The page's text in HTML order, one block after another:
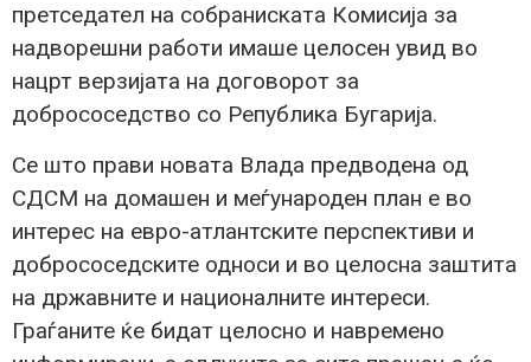
претседател на собраниската Комисија за
надворешни работи имаше целосен увид во
нацрт верзијата на договорот за
добрососедство со Република Бугарија.
Се што прави новата Влада предводена од
СДСМ на домашен и меѓународен план е во
интерес на евро-атлантските перспективи и
добрососедските односи и во целосна заштита
на државните и националните интереси.
Граѓаните ќе бидат целосно и навремено